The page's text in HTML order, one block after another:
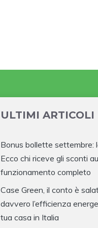
ULTIMI ARTICOLI
Bonus bollette settembre:
Ecco chi riceve gli sconti
funzionamento completo
Case Green, il conto è
davvero l’efficienza
tua casa in Italia